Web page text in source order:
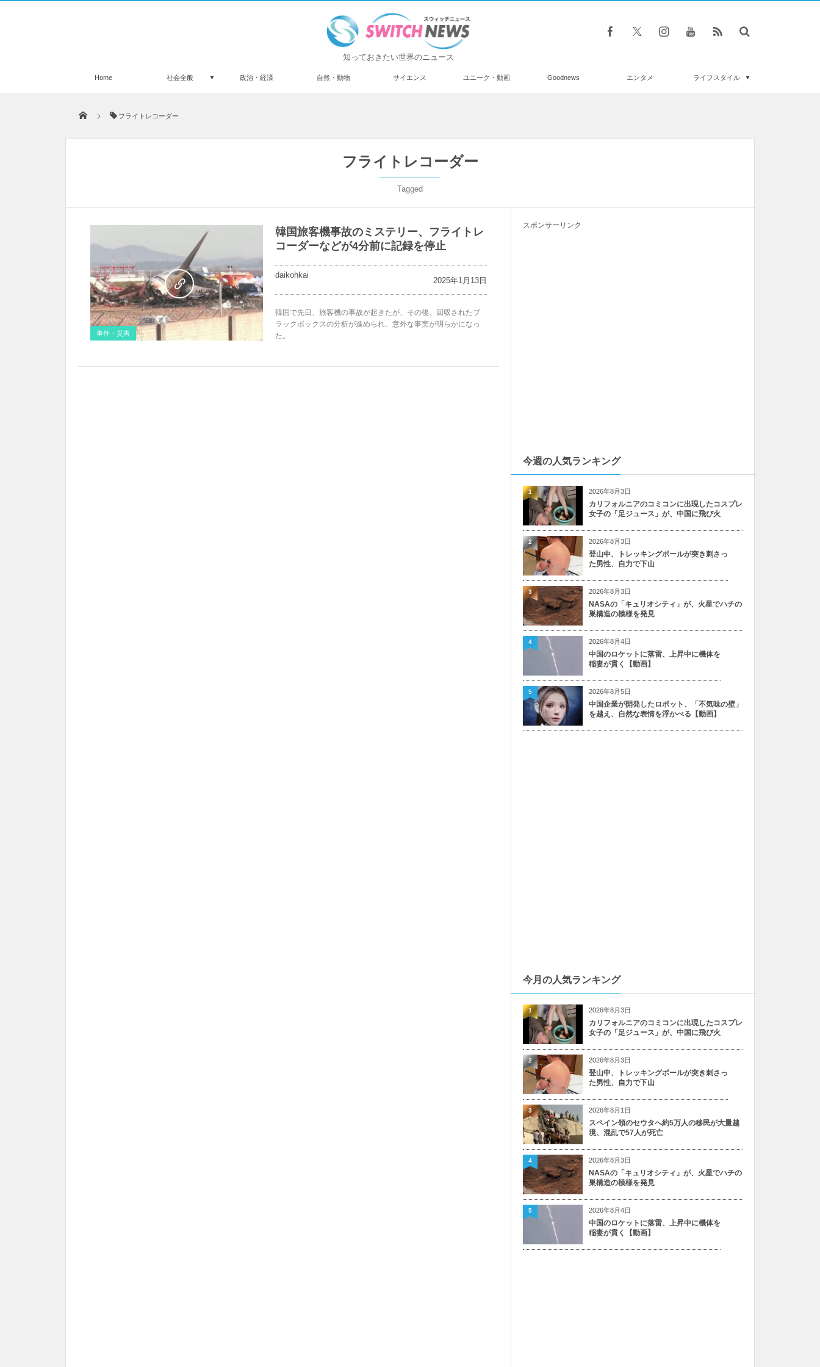
知っておきたい世界のニュース
Home 社会全般 政治・経済 自然・動物 サイエンス ユニーク・動画 Goodnews エンタメ ライフスタイル
フライトレコーダー
フライトレコーダー
Tagged
事件・災害
韓国旅客機事故のミステリー、フライトレ
コーダーなどが4分前に記録を停止
daikohkai
2025年1月13日
韓国で先日、旅客機の事故が起きたが、その後、回収されたブ
ラックボックスの分析が進められ、意外な事実が明らかになっ
た。
スポンサーリンク
今週の人気ランキング
2026年8月3日
カリフォルニアのコミコンに出現したコスプレ
女子の「足ジュース」が、中国に飛び火
1
2026年8月3日
登山中、トレッキングポールが突き刺さっ
た男性、自力で下山
2
2026年8月3日
NASAの「キュリオシティ」が、火星でハチの
巣構造の模様を発見
3
2026年8月4日
中国のロケットに落雷、上昇中に機体を
稲妻が貫く【動画】
4
2026年8月5日
中国企業が開発したロボット、「不気味の壁」
を越え、自然な表情を浮かべる【動画】
5
今月の人気ランキング
2026年8月3日
カリフォルニアのコミコンに出現したコスプレ
女子の「足ジュース」が、中国に飛び火
1
2026年8月3日
登山中、トレッキングポールが突き刺さっ
た男性、自力で下山
2
2026年8月1日
スペイン領のセウタへ約5万人の移民が大量越
境、混乱で57人が死亡
3
2026年8月3日
NASAの「キュリオシティ」が、火星でハチの
巣構造の模様を発見
4
2026年8月4日
中国のロケットに落雷、上昇中に機体を
稲妻が貫く【動画】
5